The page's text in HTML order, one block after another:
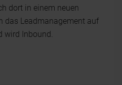
dort in einem neuen
das Leadmanagement auf
wird Inbound.